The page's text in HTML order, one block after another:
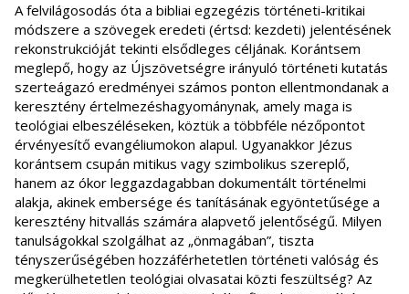
A felvilágosodás óta a bibliai egzegézis történeti-kritikai
módszere a szövegek eredeti (értsd: kezdeti) jelentésének
rekonstrukcióját tekinti elsődleges céljának. Korántsem
meglepő, hogy az Újszövetségre irányuló történeti kutatás
szerteágazó eredményei számos ponton ellentmondanak a
keresztény értelmezéshagyománynak, amely maga is
teológiai elbeszéléseken, köztük a többféle nézőpontot
érvényesítő evangéliumokon alapul. Ugyanakkor Jézus
korántsem csupán mitikus vagy szimbolikus szereplő,
hanem az ókor leggazdagabban dokumentált történelmi
alakja, akinek embersége és tanításának egyöntetűsége a
keresztény hitvallás számára alapvető jelentőségű. Milyen
tanulságokkal szolgálhat az „önmagában”, tiszta
tényszerűségében hozzáférhetetlen történeti valóság és
megkerülhetetlen teológiai olvasatai közti feszültség? Az